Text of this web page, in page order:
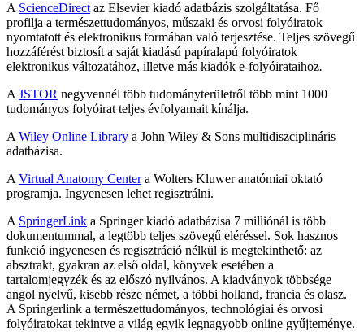
A ScienceDirect az Elsevier kiadó adatbázis szolgáltatása. Fő
profilja a természettudományos, műszaki és orvosi folyóiratok
nyomtatott és elektronikus formában való terjesztése. Teljes szövegű
hozzáférést biztosít a saját kiadású papíralapú folyóiratok
elektronikus változatához, illetve más kiadók e-folyóirataihoz.
A JSTOR negyvennél több tudományterületről több mint 1000
tudományos folyóirat teljes évfolyamait kínálja.
A Wiley Online Library a John Wiley & Sons multidiszciplináris
adatbázisa.
A Virtual Anatomy Centera Wolters Kluwer anatómiai oktató
programja. Ingyenesen lehet regisztrálni.
A SpringerLink a Springer kiadó adatbázisa 7 milliónál is több
dokumentummal, a legtöbb teljes szövegű eléréssel. Sok hasznos
funkció ingyenesen és regisztráció nélkül is megtekinthető: az
absztrakt, gyakran az első oldal, könyvek esetében a
tartalomjegyzék és az előszó nyilvános. A kiadványok többsége
angol nyelvű, kisebb része német, a többi holland, francia és olasz.
A Springerlink a természettudományos, technológiai és orvosi
folyóiratokat tekintve a világ egyik legnagyobb online gyűjteménye.